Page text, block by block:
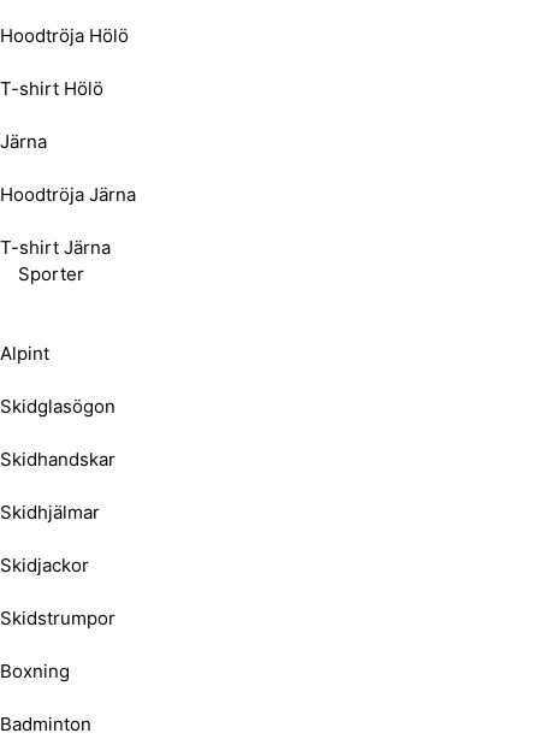
Hoodtröja Hölö
T-shirt Hölö
Järna
Hoodtröja Järna
T-shirt Järna
Sporter
Alpint
Skidglasögon
Skidhandskar
Skidhjälmar
Skidjackor
Skidstrumpor
Boxning
Badminton